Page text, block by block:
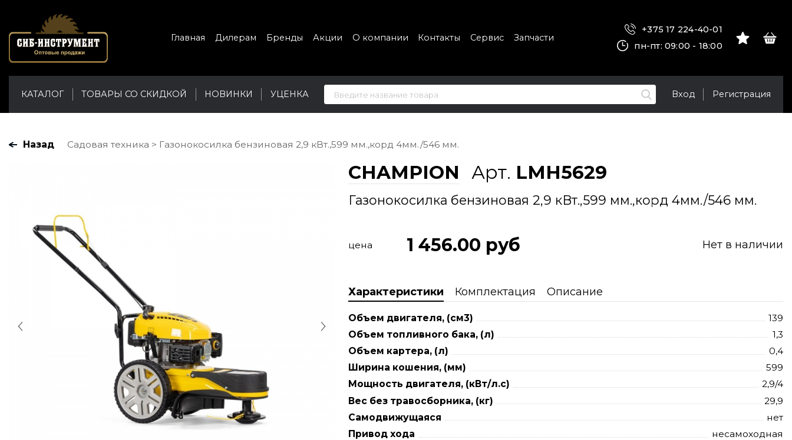
Главная Дилерам Бренды Акции О компании Контакты Сервис Запчасти
+375 17 224-40-01
пн-пт: 09:00 - 18:00
КАТАЛОГ ТОВАРЫ СО СКИДКОЙ НОВИНКИ УЦЕНКА Вход Регистрация
Назад Садовая техника Газонокосилка бензиновая 2,9 кВт.,599 мм.,корд 4мм./546 мм.
CHAMPION Арт. LMH5629
Газонокосилка бензиновая 2,9 кВт.,599 мм.,корд 4мм./546 мм.
цена 1 456.00 руб Нет в наличии
Характеристики Комплектация Описание
Объем двигателя, (см3)
139
Объем топливного бака, (л)
1,3
Объем картера, (л)
0,4
Ширина кошения, (мм)
599
Мощность двигателя, (кВт/л.с)
2,9/4
Вес без травосборника, (кг)
29,9
Самодвижущаяся
нет
Привод хода
несамоходная